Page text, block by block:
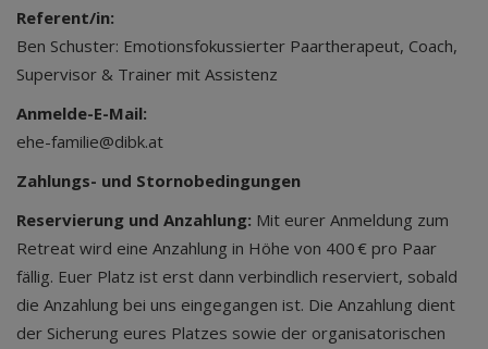
Referent/in:
Ben Schuster: Emotionsfokussierter Paartherapeut, Coach,
Supervisor & Trainer mit Assistenz
Anmelde-E-Mail:
ehe-familie@dibk.at
Zahlungs- und Stornobedingungen
Reservierung und Anzahlung: Mit eurer Anmeldung zum
Retreat wird eine Anzahlung in Höhe von 400 € pro Paar
fällig. Euer Platz ist erst dann verbindlich reserviert, sobald
die Anzahlung bei uns eingegangen ist. Die Anzahlung dient
der Sicherung eures Platzes sowie der organisatorischen